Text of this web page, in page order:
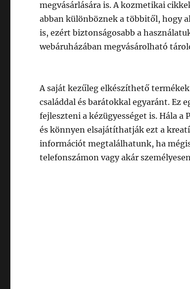
megvásárlására is. A kozmetikai
abban különböznek a többitől, hogy
is, ezért biztonságosabb a
webáruházában megvásárolható
A saját kezűleg elkészíthető
családdal és barátokkal egyaránt. Ez
fejleszteni a kézügyességet is. Hála
és könnyen elsajátíthatják ezt a
információt megtalálhatunk, ha
telefonszámon vagy akár